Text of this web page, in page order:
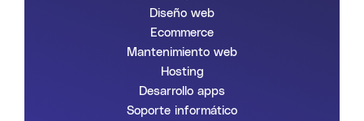
Diseño web
Ecommerce
Mantenimiento web
Hosting
Desarrollo apps
Soporte informático